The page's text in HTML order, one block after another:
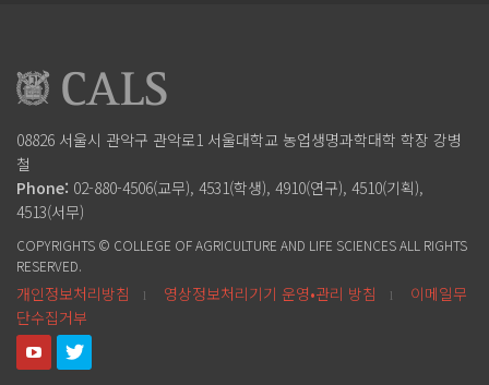
08826 서울시 관악구 관악로1 서울대학교 농업생명과학대학 학장 강병
철
Phone: 02-880-4506(교무), 4531(학생), 4910(연구), 4510(기획),
4513(서무)
COPYRIGHTS © COLLEGE OF AGRICULTURE AND LIFE SCIENCES ALL RIGHTS
RESERVED.
개인정보처리방침 l 영상정보처리기기 운영•관리 방침 l
이메일무
단수집거부